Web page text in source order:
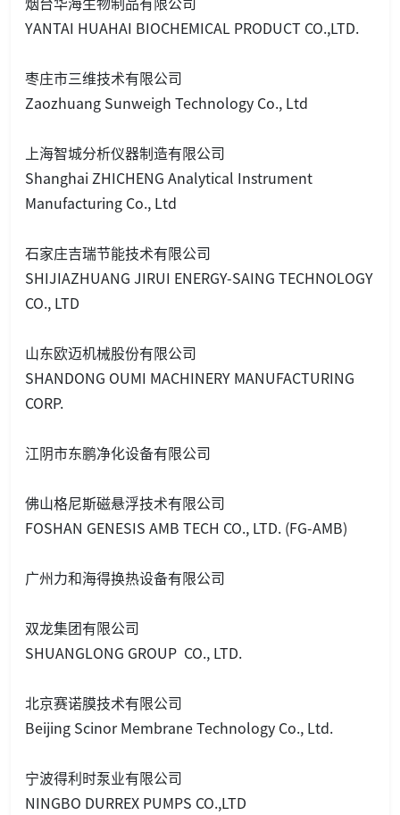
YANTAI HUAHAI BIOCHEMICAL PRODUCT CO.,LTD.
枣庄市三维技术有限公司
Zaozhuang Sunweigh Technology Co., Ltd
上海智城分析仪器制造有限公司
Shanghai ZHICHENG Analytical Instrument
Manufacturing Co., Ltd
石家庄吉瑞节能技术有限公司
SHIJIAZHUANG JIRUI ENERGY-SAING TECHNOLOGY
CO., LTD
山东欧迈机械股份有限公司
SHANDONG OUMI MACHINERY MANUFACTURING
CORP.
江阴市东鹏净化设备有限公司
佛山格尼斯磁悬浮技术有限公司
FOSHAN GENESIS AMB TECH CO., LTD. (FG-AMB)
广州力和海得换热设备有限公司
双龙集团有限公司
SHUANGLONG GROUP CO., LTD.
北京赛诺膜技术有限公司
Beijing Scinor Membrane Technology Co., Ltd.
宁波得利时泵业有限公司
NINGBO DURREX PUMPS CO.,LTD